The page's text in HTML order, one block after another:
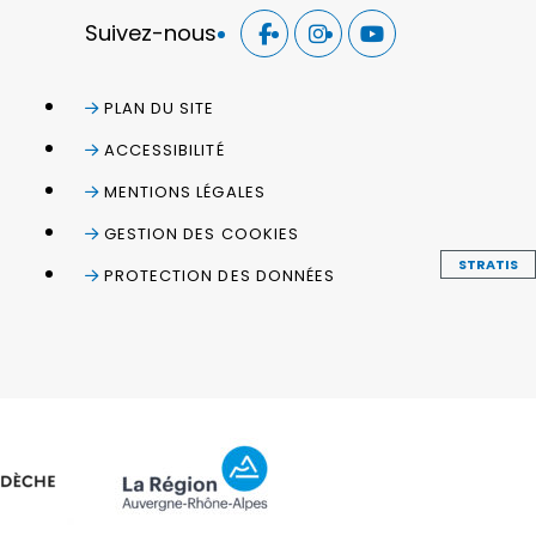
Suivez-nous
PLAN DU SITE
ACCESSIBILITÉ
MENTIONS LÉGALES
GESTION DES COOKIES
PROTECTION DES DONNÉES
STRATIS